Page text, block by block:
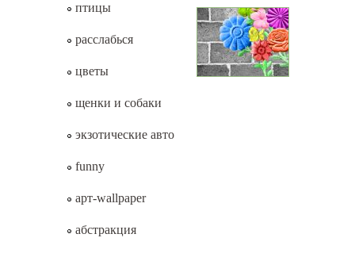
птицы
расслабься
цветы
щенки и собаки
экзотические авто
funny
арт-wallpaper
абстракция